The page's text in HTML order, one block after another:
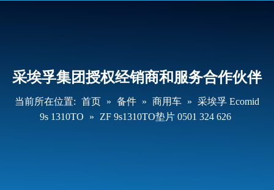
采埃孚集团授权经销商和服务合作伙伴
当前所在位置: 首页 » 备件 » 商用车 » 采埃孚 Ecomid
9s 1310TO
» ZF 9s1310TO垫片 0501 324 626